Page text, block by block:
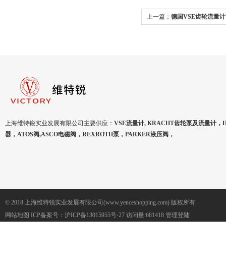
上一篇： 德国VSE齿轮流量计
上海维特锐实业发展有限公司主要供应： VSE流量计, KRACHT齿轮泵及流量计，
器，ATOS阀,ASCO电磁阀，REXROTH泵，PARKER液压阀，
© 2018 上海维特锐实业发展有限公司(www.yenceshopping.com) 版权所有
网站地图 ICP备案号： 沪ICP备13015955号-27 访问量:681418 管理登陆